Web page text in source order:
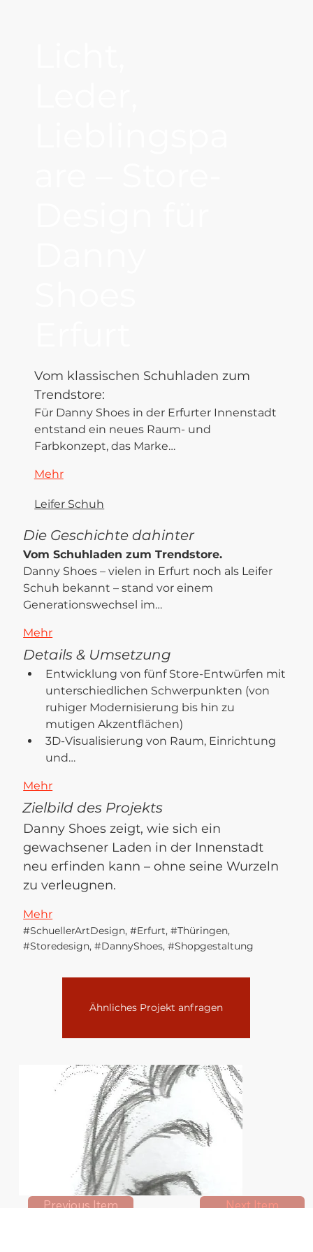
Vom klassischen Schuhladen zum
Trendstore:
Für Danny Shoes in der Erfurter Innenstadt
entstand ein neues Raum- und
Farbkonzept, das Marke…
Mehr
Leifer Schuh
Die Geschichte dahinter
Vom Schuhladen zum Trendstore.
Danny Shoes – vielen in Erfurt noch als Leifer
Schuh bekannt – stand vor einem
Generationswechsel im…
Mehr
Details & Umsetzung
Entwicklung von fünf Store-Entwürfen mit
unterschiedlichen Schwerpunkten (von
ruhiger Modernisierung bis hin zu
mutigen Akzentflächen)
3D-Visualisierung von Raum, Einrichtung
und…
Mehr
Zielbild des Projekts
Danny Shoes zeigt, wie sich ein
gewachsener Laden in der Innenstadt
neu erfinden kann – ohne seine Wurzeln
zu verleugnen.
Mehr
#SchuellerArtDesign, #Erfurt, #Thüringen,
#Storedesign, #DannyShoes, #Shopgestaltung
Ähnliches Projekt anfragen
Previous Item Next Item